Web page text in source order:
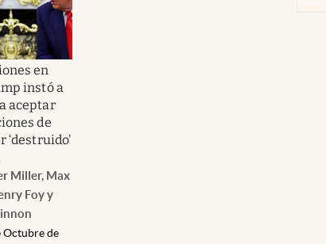
en
instó a
aceptar
de
‘destruido'
Miller, Max
Foy y
Octubre de